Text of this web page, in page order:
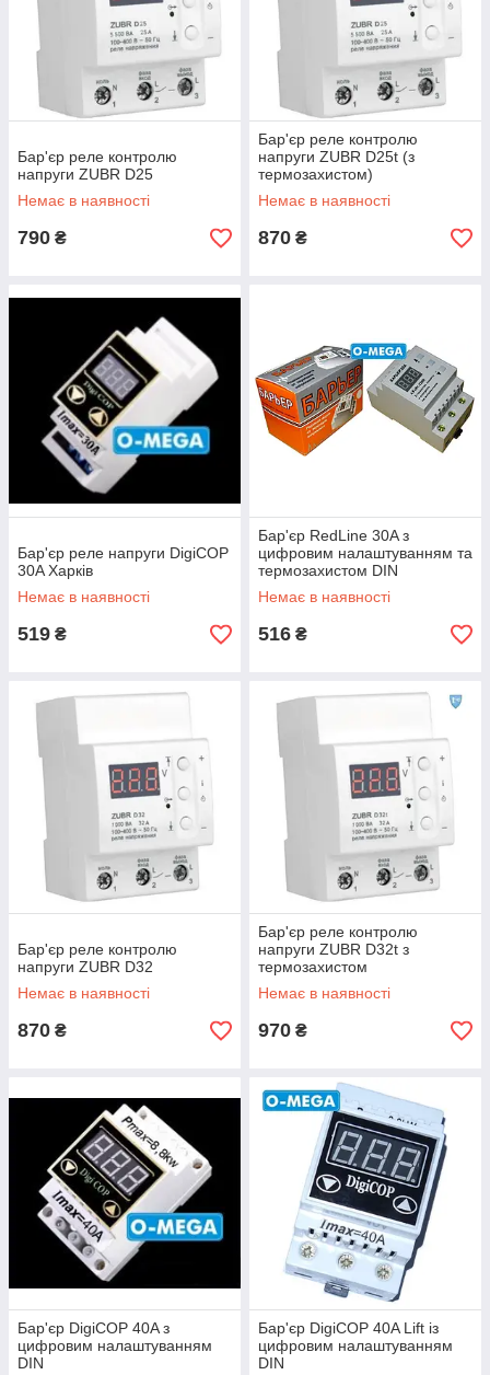
Бар'єр реле контролю
напруги ZUBR D25
Немає в наявності
790 ₴
Бар'єр реле контролю
напруги ZUBR D25t (з
термозахистом)
Немає в наявності
870 ₴
Бар'єр реле напруги DigiCOP
30A Харків
Немає в наявності
519 ₴
Бар'єр RedLine 30A з
цифровим налаштуванням та
термозахистом DIN
Немає в наявності
516 ₴
Бар'єр реле контролю
напруги ZUBR D32
Немає в наявності
870 ₴
Бар'єр реле контролю
напруги ZUBR D32t з
термозахистом
Немає в наявності
970 ₴
Бар'єр DigiCOP 40A з
цифровим налаштуванням
DIN
Бар'єр DigiCOP 40A Lift із
цифровим налаштуванням
DIN